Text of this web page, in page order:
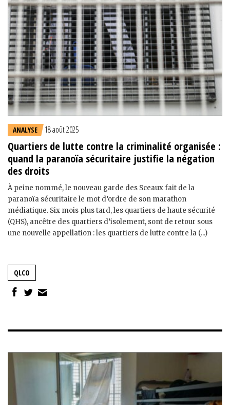
ANALYSE 18 août 2025
Quartiers de lutte contre la criminalité organisée :
quand la paranoïa sécuritaire justifie la négation
des droits
À peine nommé, le nouveau garde des Sceaux fait de la
paranoïa sécuritaire le mot d’ordre de son marathon
médiatique. Six mois plus tard, les quartiers de haute sécurité
(QHS), ancêtre des quartiers d’isolement, sont de retour sous
une nouvelle appellation : les quartiers de lutte contre la (...)
QLCO